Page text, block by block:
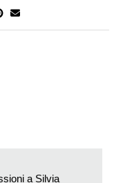
comprensione,
sera lo dico a
a Silvia